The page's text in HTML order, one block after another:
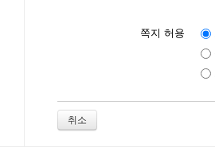
쪽지 허용
취소